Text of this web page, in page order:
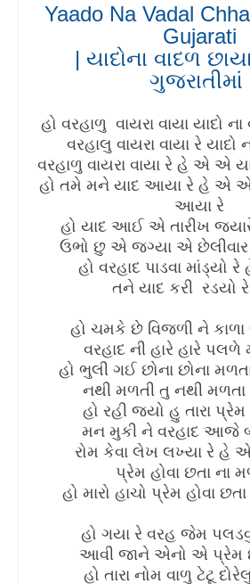
Yaado Na Vadal
Gujarati
| યાદોના વાદળ
ગુજરાતીમાં
હો વરહાળુ વાયરા વાયા યાદો
વરહાલુ વાયરા વાયા રે યાદો
વરહાળુ વાયરા વાયા રે હે એ એ
હો તમે મને યાદ આયા રે હે એ
આયા રે
હો યાદ આઈ એ તારીખ જ્યારે
ઉભો છુ એ જગ્યા એ છેલીવાર
હો વરહાદ પાડવા
તને યાદ કરી રડયો
હો ચમકે છે વિજળી ને કાળા
વરહાદ ની હારે હારે પલળે
હો ભુલી ગઈ છોના છોના
નથી મળતી તુ નથી મળતા
હો રહી જયો હુ તારા પ્રેમ
મન મુકી ને વરહાદ આજે
રોમ કેવા લેખ લખ્યા રે હે
પ્રેમ હોવા છતા ના
હો મારો હાચો પ્રેમ હોવા
હો ગયા રે વરહ જેમ પલડવુ
આવી જાને એનો એ પ્રેમ છે
હો તારા નોમ વાળુ ટેટૂ